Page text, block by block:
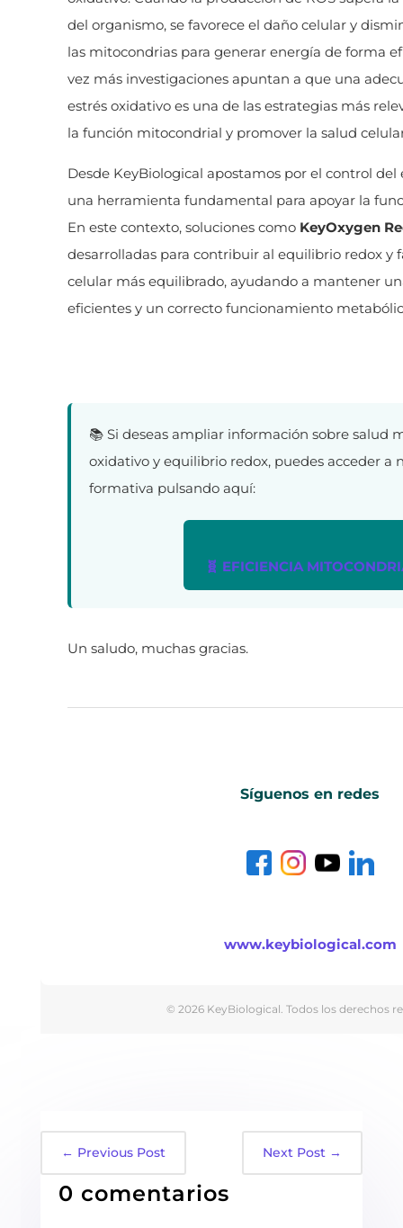
del organismo, se favorece el daño celular y
las mitocondrias para generar energía de forma
vez más investigaciones apuntan a que una
estrés oxidativo es una de las estrategias más
la función mitocondrial y promover la salud
Desde KeyBiological apostamos por el control del
una herramienta fundamental para apoyar la
En este contexto, soluciones como KeyOxygen
desarrolladas para contribuir al equilibrio redox y
celular más equilibrado, ayudando a mantener
eficientes y un correcto funcionamiento
📚 Si deseas ampliar información sobre salud
oxidativo y equilibrio redox, puedes acceder a
formativa pulsando aquí:
🧬 EFICIENCIA
Un saludo, muchas gracias.
Síguenos en redes
www.keybiological.com
© 2026 KeyBiological. Todos los derechos
← Previous Post Next Post →
0 comentarios